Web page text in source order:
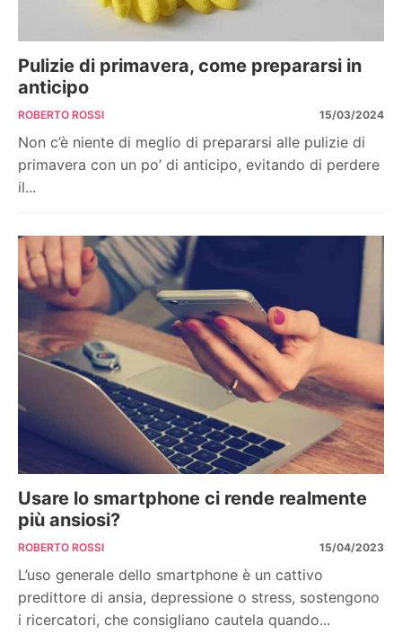
Pulizie di primavera, come prepararsi in
anticipo
ROBERTO ROSSI 15/03/2024
Non c’è niente di meglio di prepararsi alle pulizie di
primavera con un po’ di anticipo, evitando di perdere
il...
Usare lo smartphone ci rende realmente
più ansiosi?
ROBERTO ROSSI 15/04/2023
L’uso generale dello smartphone è un cattivo
predittore di ansia, depressione o stress, sostengono
i ricercatori, che consigliano cautela quando...